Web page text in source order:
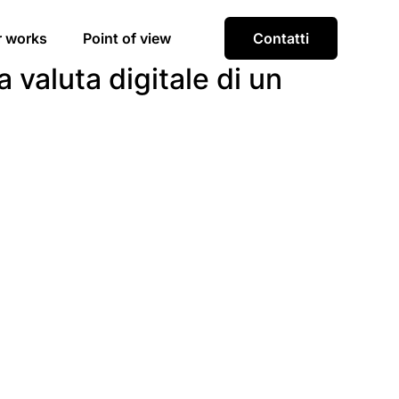
works Point of view Contatti
valuta digitale di un